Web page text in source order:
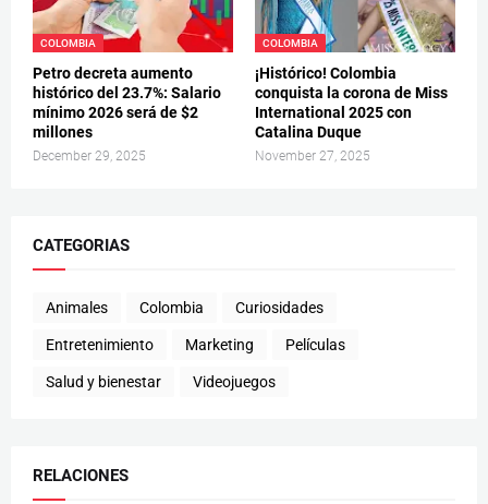
COLOMBIA
Petro decreta aumento
histórico del 23.7%: Salario
mínimo 2026 será de $2
millones
December 29, 2025
COLOMBIA
¡Histórico! Colombia
conquista la corona de Miss
International 2025 con
Catalina Duque
November 27, 2025
CATEGORIAS
Animales Colombia Curiosidades
Entretenimiento Marketing Películas
Salud y bienestar Videojuegos
RELACIONES